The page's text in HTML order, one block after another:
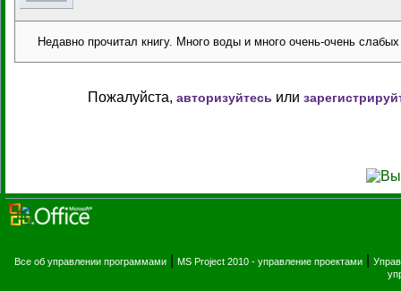
Недавно прочитал книгу. Много воды и много очень-очень
Пожалуйста, авторизуйтесь или
Все об управлении программами MS Project 2010 - управление проектами